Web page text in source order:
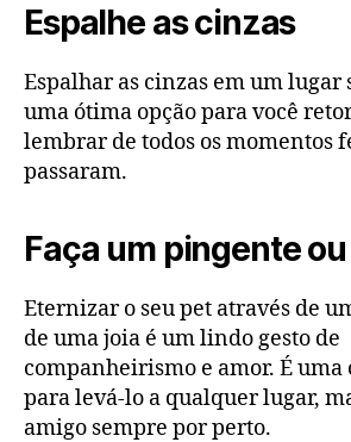
Espalhe as cinzas
Espalhar as cinzas em um
uma ótima opção para você
lembrar de todos os momentos
passaram.
Faça um pingente
Eternizar o seu pet através de
de uma joia é um lindo gesto de
companheirismo e amor. É uma
para levá-lo a qualquer lugar,
amigo sempre por perto.